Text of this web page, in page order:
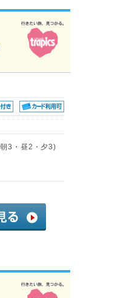
3・昼2・夕3)